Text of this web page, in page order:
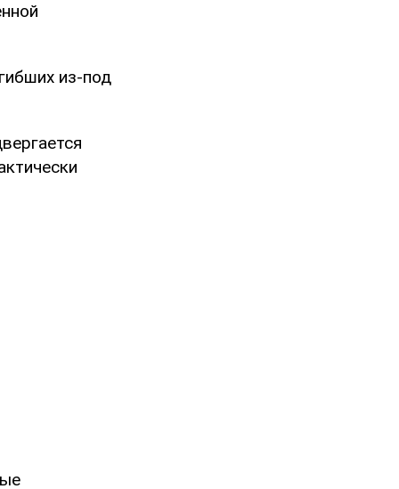
из-под